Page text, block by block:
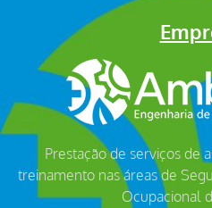
Prestação de serviços de
treinamento nas áreas de
Ocupacional